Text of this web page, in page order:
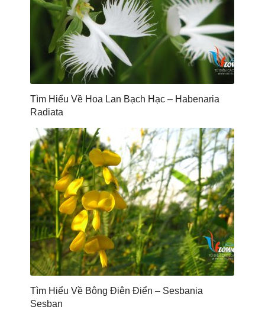
Tìm Hiểu Về Hoa Lan Bạch Hạc – Habenaria
Radiata
Tìm Hiểu Về Bông Điên Điển – Sesbania
Sesban